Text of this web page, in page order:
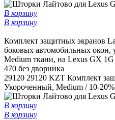
В корзину
В корзину
Комплект защитных экранов
боковых автомобильных
Medium ткани, на Lexus GX
470 без дворника
29120 29120 KZT Комплект
Укороченный, Medium / 10-
В корзину
В корзину